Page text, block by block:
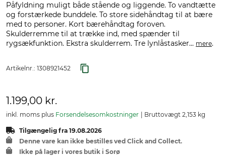
Påfyldning muligt både stående og liggende. To vandtætte
og forstærkede bunddele. To store sidehåndtag til at bære
med to personer. Kort bærehåndtag foroven.
Skulderremme til at trække ind, med spænder til
rygsækfunktion. Ekstra skulderrem. Tre lynlåstasker... mere.
Artikelnr.: 1308921452
1.199,00 kr.
inkl. moms plus Forsendelsesomkostninger Bruttovægt 2,153 kg
Tilgængelig fra 19.08.2026
Denne vare kan ikke bestilles ved Click and Collect.
Ikke på lager i vores butik i Sorø